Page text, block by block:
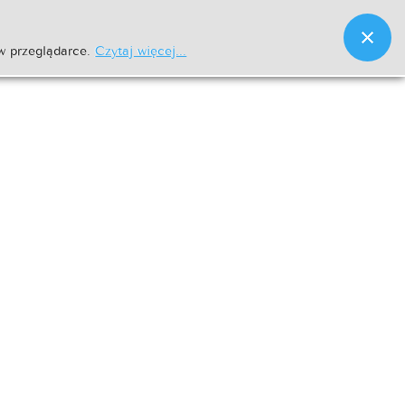
przeglądarce.Czytaj więcej...